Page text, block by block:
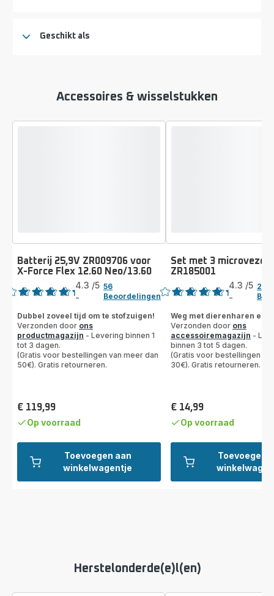
Geschikt als
Accessoires & wisselstukken
Toevoegen aan
winkelwagentje
Batterij 25,9V ZR009706 voor
X-Force Flex 12.60 Neo/13.60
Beoordeling
4.3 /5
-
56
Beoordelingen
Dubbel zoveel tijd om te stofzuigen!
Verzonden door ons
productmagazijn - Levering binnen 1
tot 3 dagen.
(Gratis voor bestellingen van meer dan
50€). Gratis retourneren.
Prijs
€ 119,99
Op voorraad
Toevoegen
Set met 3
ZR185001
Beoordeling
4.3 /5
-
28
Weg met dierenharen en
Verzonden door ons
accessoiremagazijn -
binnen 3 tot 5 dagen.
(Gratis voor bestellingen
30€). Gratis retourneren.
Prijs
€ 14,99
Op voorraad
Herstelonderde(e)l(en)